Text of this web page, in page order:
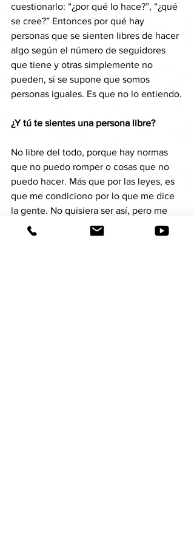
cuestionarlo: “¿por qué lo hace?”, “¿qué
se cree?” Entonces por qué hay
personas que se sienten libres de hacer
algo según el número de seguidores
que tiene y otras simplemente no
pueden, si se supone que somos
personas iguales. Es que no lo entiendo.
¿Y tú te sientes una persona libre?
No libre del todo, porque hay normas
que no puedo romper o cosas que no
puedo hacer. Más que por las leyes, es
que me condiciono por lo que me dice
la gente. No quisiera ser así, pero me
tomo muy en serio el comentario del
otro, y eso me quita libertad. Ahora lo